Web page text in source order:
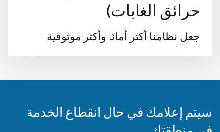
حرائق الغابات)
جعل نظامنا أكثر أمانًا وأكثر موثوقية
سيتم إعلامك في حال انقطاع الخدمة